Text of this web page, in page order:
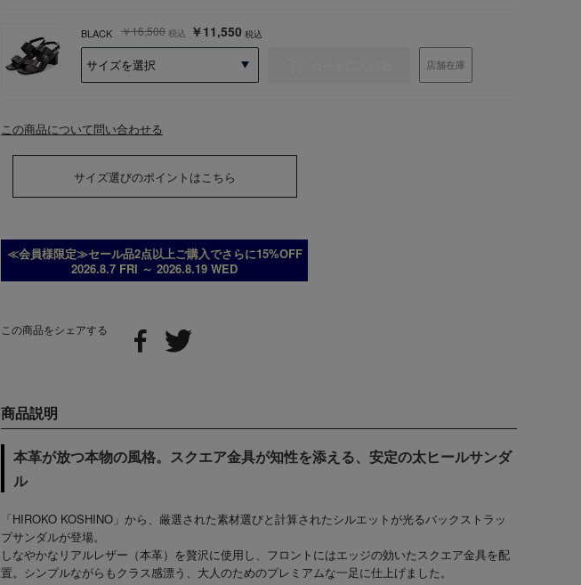
この商品をシェアする
BLACK ￥11,550 税込
￥16,500 税込
店舗在庫
商品説明
本革が放つ本物の風格。スクエア金具が知性を添える、安定の太ヒールサンダ
ル
「HIROKO KOSHINO」から、厳選された素材選びと計算されたシルエットが光るバックストラッ
プサンダルが登場。
しなやかな リアルレザー（本革） を贅沢に使用し、フロントにはエッジの効いたスクエア金具を配
置。シンプルながらもクラス感漂う、大人のためのプレミアムな一足に仕上げました。
この商品について問い合わせる
サイズ選びのポイントはこちら
≪会員様限定≫セール品2点以上ご購入でさらに15%OFF
2026.8.7 FRI ～ 2026.8.19 WED